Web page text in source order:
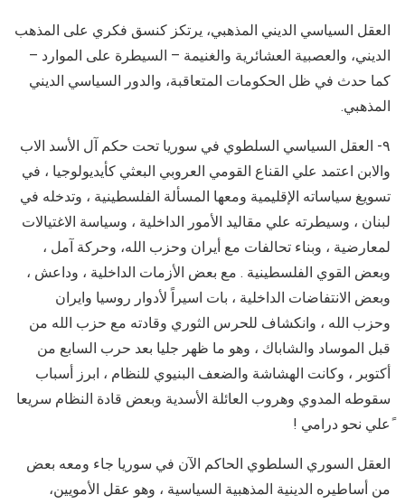
العقل السياسي الديني المذهبي، يرتكز كنسق فكري على المذهب
الديني، والعصبية العشائرية والغنيمة – السيطرة على الموارد –
كما حدث في ظل الحكومات المتعاقبة، والدور السياسي الديني
المذهبي.
٩- العقل السياسي السلطوي في سوريا تحت حكم آل الأسد الاب
والابن اعتمد علي القناع القومي العروبي البعثي كأيديولوجيا ، في
تسويغ سياساته الإقليمية ومعها المسألة الفلسطينية ، وتدخله في
لبنان ، وسيطرته علي مقاليد الأمور الداخلية ، وسياسة الاغتيالات
لمعارضية ، وبناء تحالفات مع أيران وحزب الله، وحركة آمل ،
وبعض القوي الفلسطينية . مع بعض الأزمات الداخلية ، وداعش ،
وبعض الانتفاضات الداخلية ، بات اسيراً لأدوار روسيا وايران
وحزب الله ، وانكشاف للحرس الثوري وقادته مع حزب الله من
قبل الموساد والشاباك ، وهو ما ظهر جليا بعد حرب السابع من
أكتوبر ، وكانت الهشاشة والضعف البنيوي للنظام ، ابرز أسباب
سقوطه المدوي وهروب العائلة الأسدية وبعض قادة النظام سريعا
ًعلي نحو درامي !
العقل السوري السلطوي الحاكم الآن في سوريا جاء ومعه بعض
من أساطيره الدينية المذهبية السياسية ، وهو عقل الأمويين،